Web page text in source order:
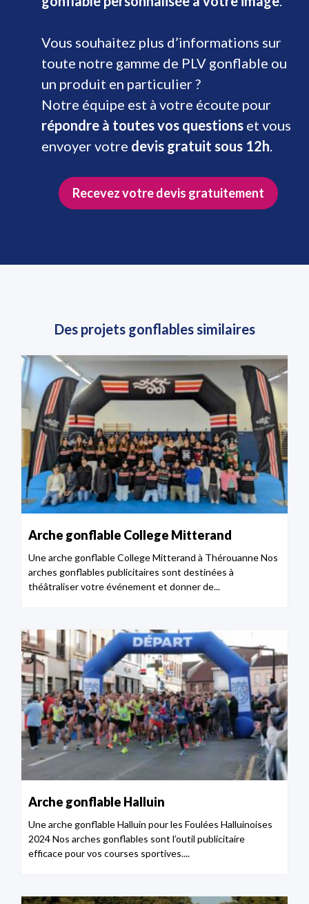
Vous souhaitez plus d’informations sur
toute notre gamme de PLV gonflable ou
un produit en particulier ?
Notre équipe est à votre écoute pour
répondre à toutes vos questions et vous
envoyer votre devis gratuit sous 12h.
Recevez votre devis gratuitement
Des projets gonflables similaires
Arche gonflable College Mitterand
Une arche gonflable College Mitterand à Thérouanne Nos
arches gonflables publicitaires sont destinées à
théâtraliser votre événement et donner de...
Arche gonflable Halluin
Une arche gonflable Halluin pour les Foulées Halluinoises
2024 Nos arches gonflables sont l’outil publicitaire
efficace pour vos courses sportives....